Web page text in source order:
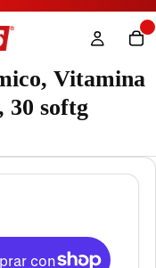
Vitamina
30 softg